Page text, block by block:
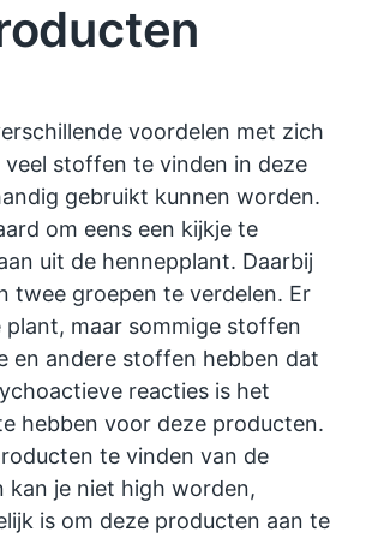
voordelen met zich
stoffen te vinden in deze
gebruikt kunnen worden.
om eens een kijkje te
uit de hennepplant. Daarbij
twee groepen te verdelen. Er
maar sommige stoffen
en andere stoffen hebben dat
reacties is het
hebben voor deze producten.
te vinden van de
kan je niet high worden,
is om deze producten aan te